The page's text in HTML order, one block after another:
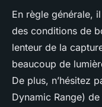
En règle générale,
des conditions de
lenteur de la
beaucoup de
De plus, n’hésitez
Dynamic Range)